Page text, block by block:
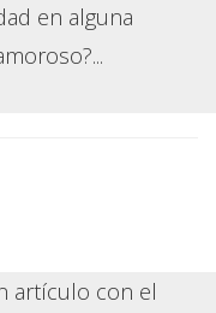
en alguna
artículo con el